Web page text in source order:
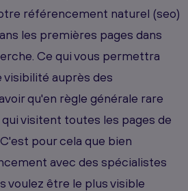
référencement naturel (seo)
les premières pages dans
Ce qui vous permettra
visibilité auprès des
qu'en règle générale rare
visitent toutes les pages de
pour cela que bien
avec des spécialistes
voulez être le plus visible